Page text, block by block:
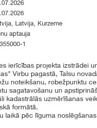
Latvija, Kurzeme
aptauja
1
ierīcības projekta izstrādei
Virbu pagastā, Talsu
noteikšanu, robežpunktu
sagatavošanu un
kadastrālās uzmērīšanas
formātā.
laikā pēc līguma